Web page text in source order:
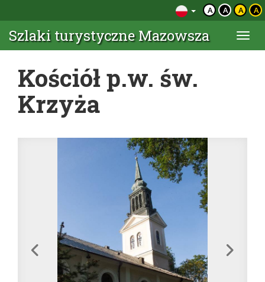
A A A A
Szlaki turystyczne Mazowsza
Kościół p.w. św.
Krzyża